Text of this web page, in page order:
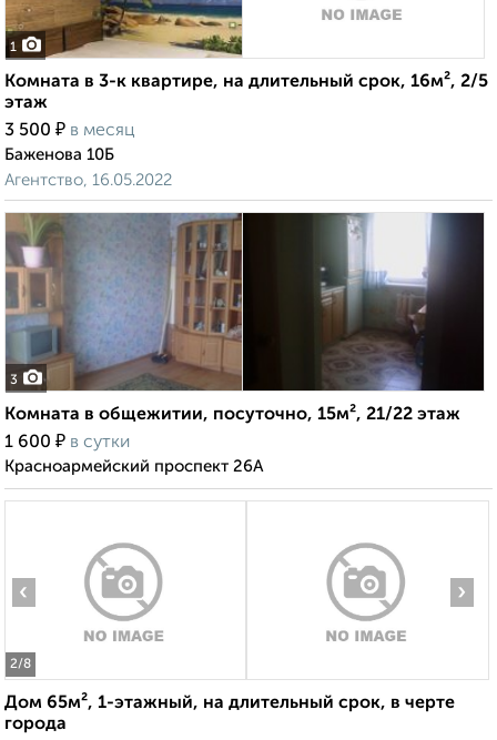
1
Комната в 3-к квартире, на длительный срок, 16м², 2/5
этаж
3 500 ₽ в месяц
Баженова 10Б
Агентство, 16.05.2022
3
Комната в общежитии, посуточно, 15м², 21/22 этаж
1 600 ₽ в сутки
Красноармейский проспект 26А
2/8
‹ ›
Дом 65м², 1-этажный, на длительный срок, в черте
города